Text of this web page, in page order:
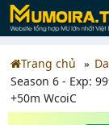
Trang chủ
Season 6 - Exp:
+50m WcoiC